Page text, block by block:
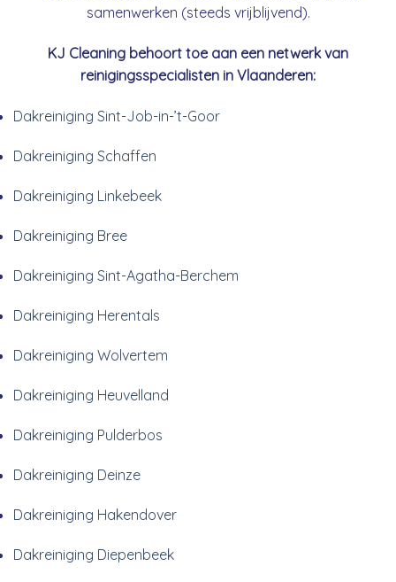
samenwerken (steeds vrijblijvend).
KJ Cleaning behoort toe aan een netwerk van
reinigingsspecialisten in Vlaanderen:
Dakreiniging Sint-Job-in-’t-Goor
Dakreiniging Schaffen
Dakreiniging Linkebeek
Dakreiniging Bree
Dakreiniging Sint-Agatha-Berchem
Dakreiniging Herentals
Dakreiniging Wolvertem
Dakreiniging Heuvelland
Dakreiniging Pulderbos
Dakreiniging Deinze
Dakreiniging Hakendover
Dakreiniging Diepenbeek